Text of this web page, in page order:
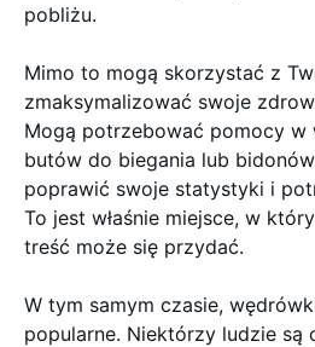
pobliżu.
Mimo to mogą skorzystać z
zmaksymalizować swoje
Mogą potrzebować pomocy w
butów do biegania lub
poprawić swoje statystyki i
To jest właśnie miejsce, w
treść może się przydać.
W tym samym czasie,
popularne. Niektórzy ludzie są